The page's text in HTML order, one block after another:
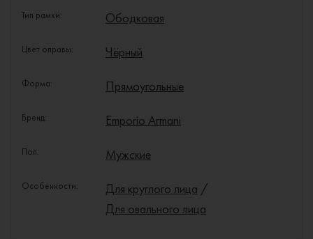
Тип рамки: Ободковая
Цвет оправы: Чёрный
Форма: Прямоугольные
Бренд: Emporio Armani
Пол: Мужские
Особенности: Для круглого лица /
Для овального лица